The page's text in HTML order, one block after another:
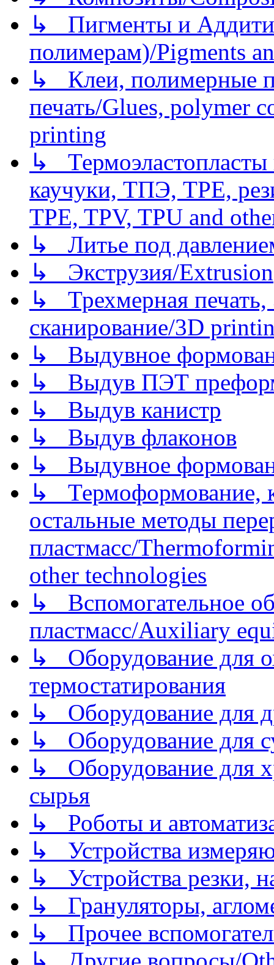
↳ Пигменты и
полимерам)/Pigments
↳ Клеи, полимерные
печать/Glues, polymer
printing
↳
каучуки, ТПЭ, TPE,
TPE, TPV, TPU and
↳ Литье под
↳ Экструзия/Extrusion
↳ Трехмерная
сканирование/3D
↳ Выдувное
↳ Выдув ПЭТ
↳ Выдув канистр
↳ Выдув флаконов
↳ Выдувное
↳ Термоформование,
остальные методы
пластмасс/
other technologies
↳ Вспомогательное
пластмасс/Auxiliary
↳ Оборудование для
термостатирования
↳ Оборудование для
↳ Оборудование для
↳ Оборудование для
сырья
↳ Роботы и
↳ Устройства
↳ Устройства резки,
↳ Грануляторы,
↳ Прочее